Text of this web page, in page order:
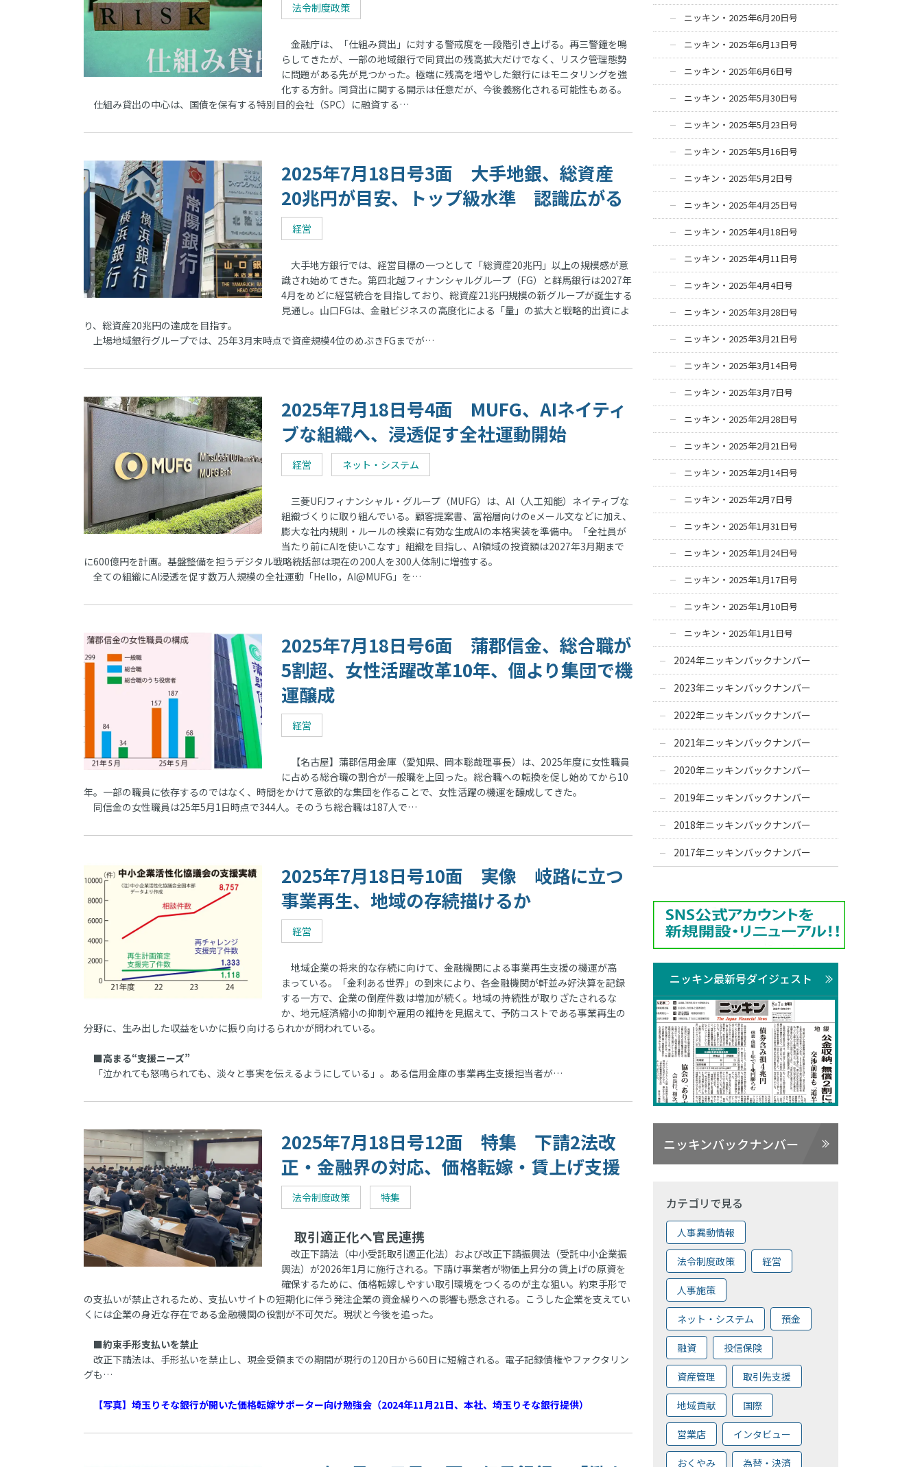
法令制度政策
金融庁は、「仕組み貸出」に対する警戒度を一段階引き上げる。再三警鐘を鳴
らしてきたが、一部の地域銀行で同貸出の残高拡大だけでなく、リスク管理態勢
に問題がある先が見つかった。極端に残高を増やした銀行にはモニタリングを強
化する方針。同貸出に関する開示は任意だが、今後義務化される可能性もある。
仕組み貸出の中心は、国債を保有する特別目的会社（SPC）に融資する…
2025年7月18日号3面 大手地銀、総資産
20兆円が目安、トップ級水準 認識広がる
経営
大手地方銀行では、経営目標の一つとして「総資産20兆円」以上の規模感が意
識され始めてきた。第四北越フィナンシャルグループ（FG）と群馬銀行は2027年
4月をめどに経営統合を目指しており、総資産21兆円規模の新グループが誕生する
見通し。山口FGは、金融ビジネスの高度化による「量」の拡大と戦略的出資によ
り、総資産20兆円の達成を目指す。
上場地域銀行グループでは、25年3月末時点で資産規模4位のめぶきFGまでが…
2025年7月18日号4面 MUFG、AIネイティ
ブな組織へ、浸透促す全社運動開始
経営 ネット・システム
三菱UFJフィナンシャル・グループ（MUFG）は、AI（人工知能）ネイティブな
組織づくりに取り組んでいる。顧客提案書、富裕層向けのeメール文などに加え、
膨大な社内規則・ルールの検索に有効な生成AIの本格実装を準備中。「全社員が
当たり前にAIを使いこなす」組織を目指し、AI領域の投資額は2027年3月期まで
に600億円を計画。基盤整備を担うデジタル戦略統括部は現在の200人を300人体制に増強する。
全ての組織にAI浸透を促す数万人規模の全社運動「Hello，AI@MUFG」を…
2025年7月18日号6面 蒲郡信金、総合職が
5割超、女性活躍改革10年、個より集団で機
運醸成
経営
【名古屋】蒲郡信用金庫（愛知県、岡本聡哉理事長）は、2025年度に女性職員
に占める総合職の割合が一般職を上回った。総合職への転換を促し始めてから10
年。一部の職員に依存するのではなく、時間をかけて意欲的な集団を作ることで、女性活躍の機運を醸成してきた。
同信金の女性職員は25年5月1日時点で344人。そのうち総合職は187人で…
2025年7月18日号10面 実像 岐路に立つ
事業再生、地域の存続描けるか
経営
地域企業の将来的な存続に向けて、金融機関による事業再生支援の機運が高
まっている。「金利ある世界」の到来により、各金融機関が軒並み好決算を記録
する一方で、企業の倒産件数は増加が続く。地域の持続性が取りざたされるな
か、地元経済縮小の抑制や雇用の維持を見据えて、予防コストである事業再生の
分野に、生み出した収益をいかに振り向けるられかが問われている。
■高まる“支援ニーズ”
「泣かれても怒鳴られても、淡々と事実を伝えるようにしている」。ある信用金庫の事業再生支援担当者が…
2025年7月18日号12面 特集 下請2法改
正・金融界の対応、価格転嫁・賃上げ支援
法令制度政策 特集
取引適正化へ官民連携
改正下請法（中小受託取引適正化法）および改正下請振興法（受託中小企業振
興法）が2026年1月に施行される。下請け事業者が物価上昇分の賃上げの原資を
確保するために、価格転嫁しやすい取引環境をつくるのが主な狙い。約束手形で
の支払いが禁止されるため、支払いサイトの短期化に伴う発注企業の資金繰りへの影響も懸念される。こうした企業を支えてい
くには企業の身近な存在である金融機関の役割が不可欠だ。現状と今後を追った。
■約束手形支払いを禁止
改正下請法は、手形払いを禁止し、現金受領までの期間が現行の120日から60日に短縮される。電子記録債権やファクタリン
グも…
【写真】埼玉りそな銀行が開いた価格転嫁サポーター向け勉強会（2024年11月21日、本社、埼玉りそな銀行提供）
ニッキン・2025年6月20日号
ニッキン・2025年6月13日号
ニッキン・2025年6月6日号
ニッキン・2025年5月30日号
ニッキン・2025年5月23日号
ニッキン・2025年5月16日号
ニッキン・2025年5月2日号
ニッキン・2025年4月25日号
ニッキン・2025年4月18日号
ニッキン・2025年4月11日号
ニッキン・2025年4月4日号
ニッキン・2025年3月28日号
ニッキン・2025年3月21日号
ニッキン・2025年3月14日号
ニッキン・2025年3月7日号
ニッキン・2025年2月28日号
ニッキン・2025年2月21日号
ニッキン・2025年2月14日号
ニッキン・2025年2月7日号
ニッキン・2025年1月31日号
ニッキン・2025年1月24日号
ニッキン・2025年1月17日号
ニッキン・2025年1月10日号
ニッキン・2025年1月1日号
2024年ニッキンバックナンバー
2023年ニッキンバックナンバー
2022年ニッキンバックナンバー
2021年ニッキンバックナンバー
2020年ニッキンバックナンバー
2019年ニッキンバックナンバー
2018年ニッキンバックナンバー
2017年ニッキンバックナンバー
ニッキン最新号ダイジェスト
ニッキンバックナンバー
カテゴリで見る
人事異動情報
法令制度政策 経営
人事施策
ネット・システム 預金
融資 投信保険
資産管理 取引先支援
地域貢献 国際
営業店 インタビュー
おくやみ 為替・決済